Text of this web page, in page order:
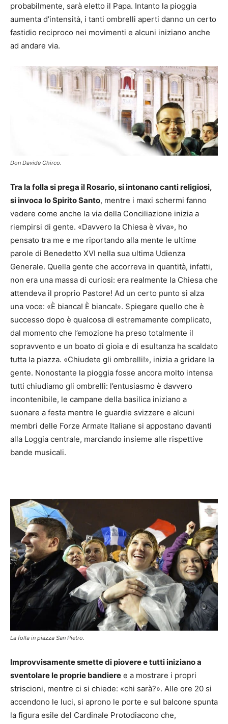
probabilmente, sarà eletto il Papa. Intanto la pioggia
aumenta d’intensità, i tanti ombrelli aperti danno un certo
fastidio reciproco nei movimenti e alcuni iniziano anche
ad andare via.
Don Davide Chirco.
Tra la folla si prega il Rosario, si intonano canti religiosi,
si invoca lo Spirito Santo, mentre i maxi schermi fanno
vedere come anche la via della Conciliazione inizia a
riempirsi di gente. «Davvero la Chiesa è viva», ho
pensato tra me e me riportando alla mente le ultime
parole di Benedetto XVI nella sua ultima Udienza
Generale. Quella gente che accorreva in quantità, infatti,
non era una massa di curiosi: era realmente la Chiesa che
attendeva il proprio Pastore! Ad un certo punto si alza
una voce: «È bianca! È bianca!». Spiegare quello che è
successo dopo è qualcosa di estremamente complicato,
dal momento che l’emozione ha preso totalmente il
sopravvento e un boato di gioia e di esultanza ha scaldato
tutta la piazza. «Chiudete gli ombrelli!», inizia a gridare la
gente. Nonostante la pioggia fosse ancora molto intensa
tutti chiudiamo gli ombrelli: l’entusiasmo è davvero
incontenibile, le campane della basilica iniziano a
suonare a festa mentre le guardie svizzere e alcuni
membri delle Forze Armate Italiane si appostano davanti
alla Loggia centrale, marciando insieme alle rispettive
bande musicali.
La folla in piazza San Pietro.
Improvvisamente smette di piovere e tutti iniziano a
sventolare le proprie bandiere e a mostrare i propri
striscioni, mentre ci si chiede: «chi sarà?». Alle ore 20 si
accendono le luci, si aprono le porte e sul balcone spunta
la figura esile del Cardinale Protodiacono che,